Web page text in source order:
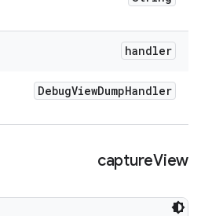
handler
DebugViewDumpHandler
captureView